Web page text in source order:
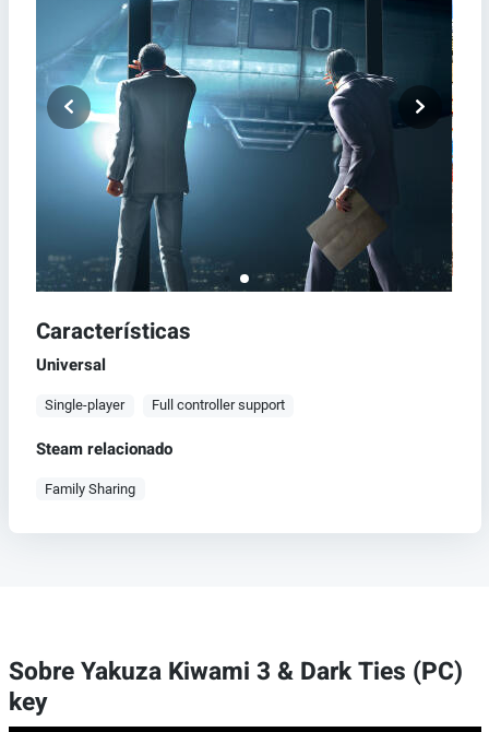
Características
Universal
Single-player Full controller support
Steam relacionado
Family Sharing
Sobre Yakuza Kiwami 3 & Dark Ties (PC)
key